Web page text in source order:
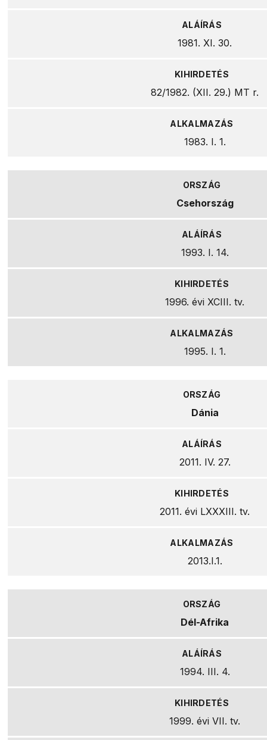
1981. XI. 30.
82/1982. (XII. 29.) MT r.
1983. I. 1.
Csehország
1993. I. 14.
1996. évi XCIII. tv.
1995. I. 1.
Dánia
2011. IV. 27.
2011. évi LXXXIII. tv.
2013.I.1.
Dél-Afrika
1994. III. 4.
1999. évi VII. tv.